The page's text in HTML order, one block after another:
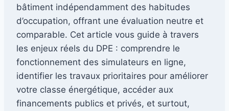
bâtiment indépendamment des habitudes
d’occupation, offrant une évaluation neutre et
comparable. Cet article vous guide à travers
les enjeux réels du DPE : comprendre le
fonctionnement des simulateurs en ligne,
identifier les travaux prioritaires pour améliorer
votre classe énergétique, accéder aux
financements publics et privés, et surtout,